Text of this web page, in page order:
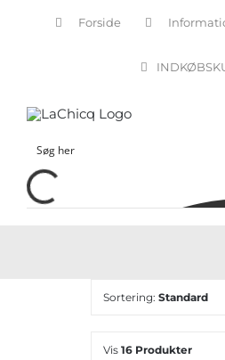
Forside
Sortering: Standard
Vis 16 Produkter